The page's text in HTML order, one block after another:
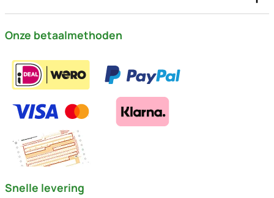
Onze betaalmethoden
Snelle levering